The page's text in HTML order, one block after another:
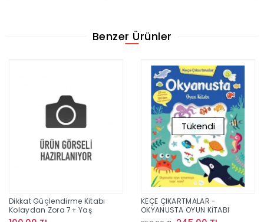
Benzer Ürünler
Dikkat Güçlendirme Kitabı
Kolaydan Zora 7+ Yaş
Tükendi
KEÇE ÇIKARTMALAR -
OKYANUSTA OYUN KİTABI